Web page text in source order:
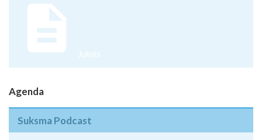
Juknis
Agenda
Suksma Podcast